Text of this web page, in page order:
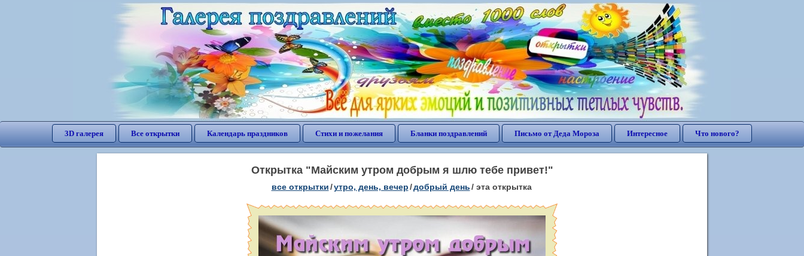
3D галерея Все открытки Календарь праздников Стихи и пожелания Бланки поздравлений Письмо от Деда Мороза Интересное Что нового?
Открытка "Майским утром добрым я шлю тебе привет!"
все открытки/утро, день, вечер/добрый день/ эта открытка